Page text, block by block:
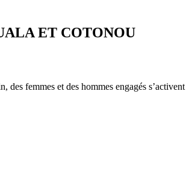
ET COTONOU
femmes et des hommes engagés s’activent